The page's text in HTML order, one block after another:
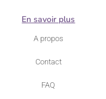
En savoir plus
A propos
Contact
FAQ